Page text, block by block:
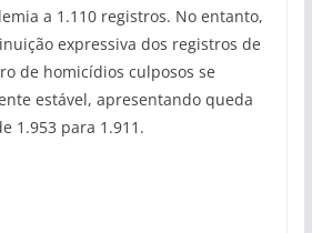
a 1.110 registros. No entanto,
expressiva dos registros de
de homicídios culposos se
estável, apresentando queda
1.953 para 1.911.